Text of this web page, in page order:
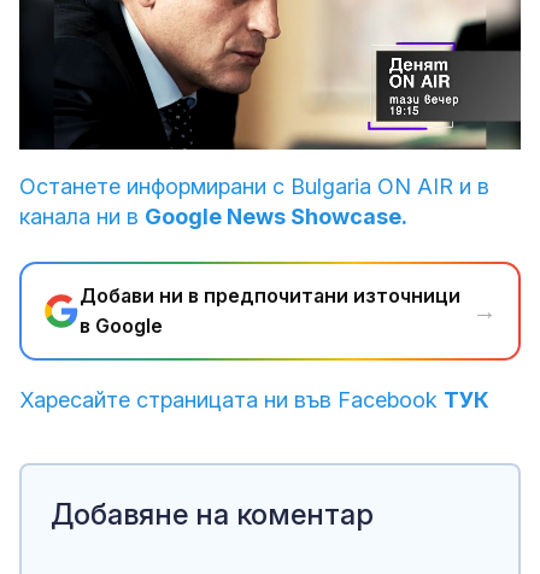
Unmute
100.00%
Останете информирани с Bulgaria ON AIR и в
канала ни в Google News Showcase.
Добави ни в предпочитани източници
в Google
→
Харесайте страницата ни във Facebook ТУК
Добавяне на коментар